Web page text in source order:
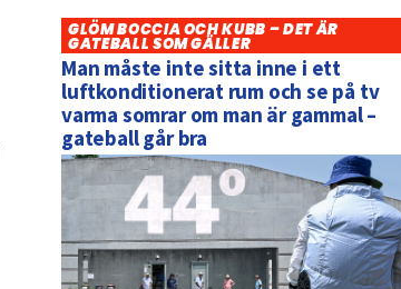
GLÖM BOCCIA OCH KUBB – DET ÄR
GATEBALL SOM GÄLLER
Man måste inte sitta inne i ett
luftkonditionerat rum och se på tv
varma somrar om man är gammal –
gateball går bra